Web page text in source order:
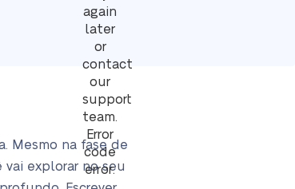
again
later
or
contact
our
support
team.
Error
code
error:
Mesmo na fase de
explorar no seu